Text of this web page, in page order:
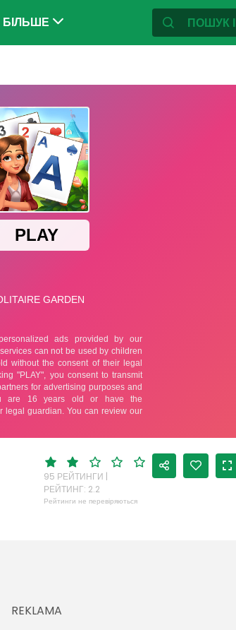
БІЛЬШЕ
95 РЕЙТИНГИ |
РЕЙТИНГ: 2.2
Рейтинги не перевіряються